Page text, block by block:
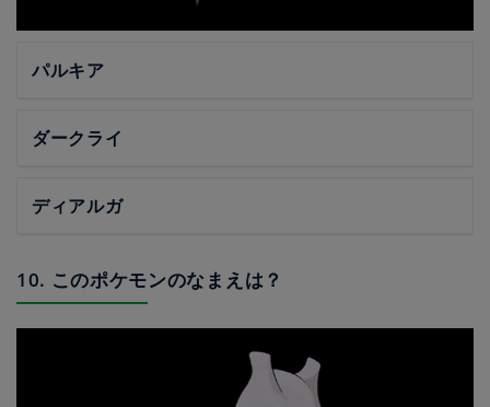
パルキア
ダークライ
ディアルガ
10. このポケモンのなまえは？